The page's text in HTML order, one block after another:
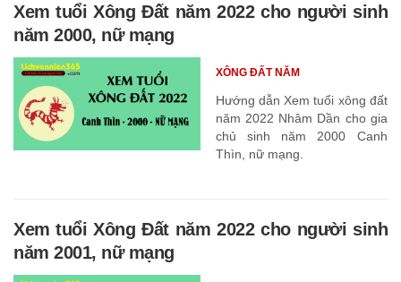
Xem tuổi Xông Đất năm 2022 cho người sinh
năm 2000, nữ mạng
Hướng dẫn Xem tuổi xông đất
năm 2022 Nhâm Dần cho gia
chủ sinh năm 2000 Canh
Thìn, nữ mạng.
XÔNG ĐẤT NĂM
Xem tuổi Xông Đất năm 2022 cho người sinh
năm 2001, nữ mạng